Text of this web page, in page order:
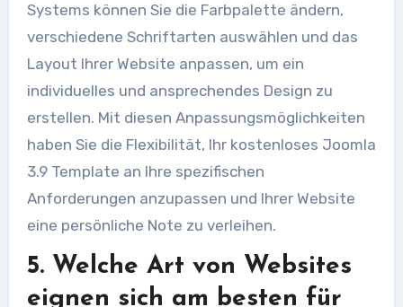
Systems können Sie die Farbpalette ändern,
verschiedene Schriftarten auswählen und das
Layout Ihrer Website anpassen, um ein
individuelles und ansprechendes Design zu
erstellen. Mit diesen Anpassungsmöglichkeiten
haben Sie die Flexibilität, Ihr kostenloses Joomla
3.9 Template an Ihre spezifischen
Anforderungen anzupassen und Ihrer Website
eine persönliche Note zu verleihen.
5. Welche Art von Websites
eignen sich am besten für